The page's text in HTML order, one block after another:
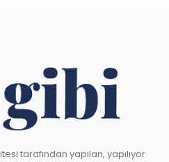
tarafından yapılan, yapılıyor